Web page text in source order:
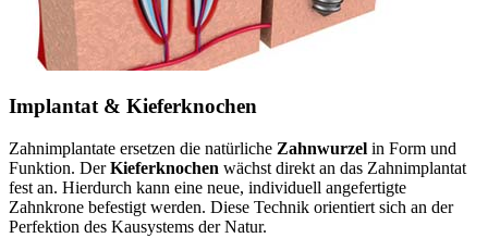
Implantat & Kieferknochen
Zahnimplantate ersetzen die natürliche Zahnwurzel in Form und
Funktion. DerKieferknochen wächst direkt an das Zahnimplantat
fest an. Hierdurch kann eine neue, individuell angefertigte
Zahnkrone befestigt werden. Diese Technik orientiert sich an der
Perfektion des Kausystems der Natur.